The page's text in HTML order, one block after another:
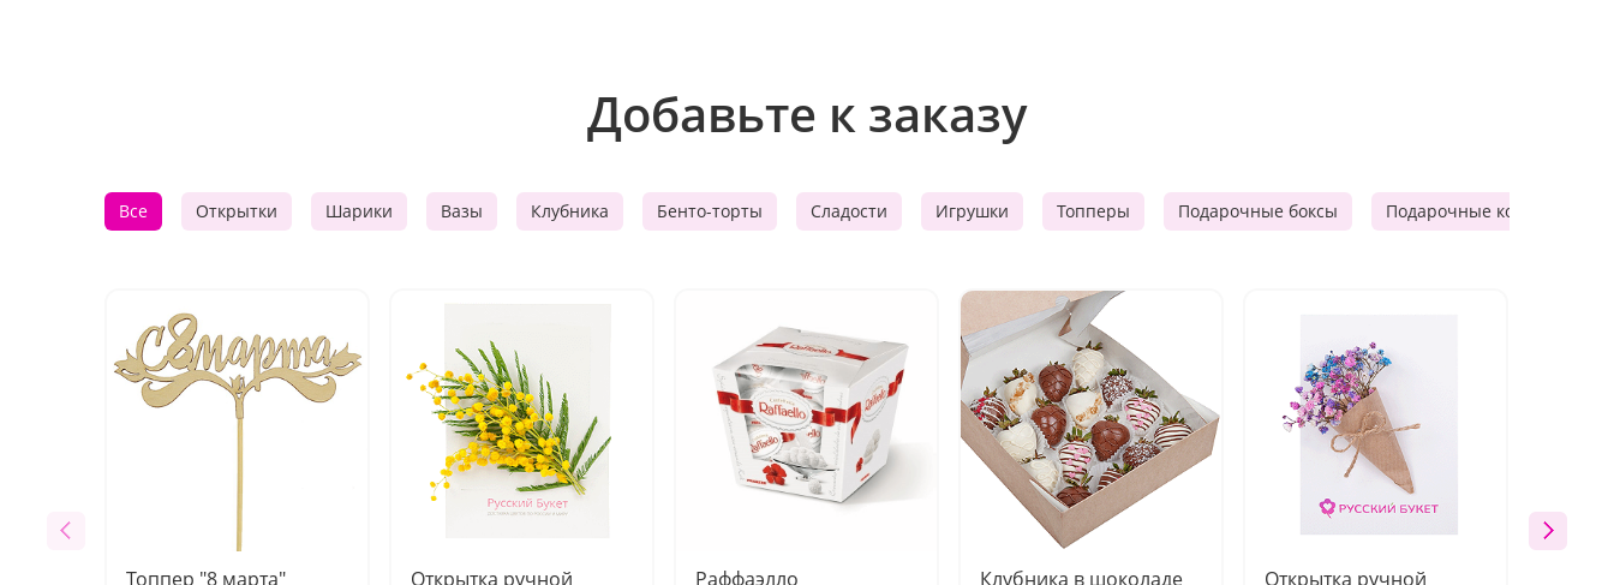
Добавьте к заказу
Все Открытки Шарики Вазы Клубника Бенто-торты Сладости Игрушки Топперы Подарочные боксы Подарочные корзины
Топпер "8 марта"
Открытка ручной
Раффаэлло
Клубника в шоколаде
Открытка ручной